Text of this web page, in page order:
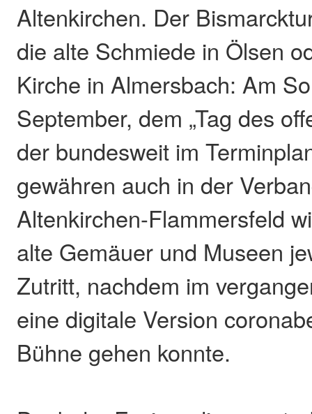
Altenkirchen. Der
die alte Schmiede in Ölsen
Kirche in Almersbach: Am
September, dem „Tag des
der bundesweit im
gewähren auch in der
Altenkirchen-Flammersfeld
alte Gemäuer und Museen
Zutritt, nachdem im
eine digitale Version
Bühne gehen konnte.